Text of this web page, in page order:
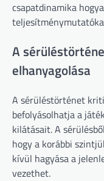
csapatdinamika
A
elhanyagolása
A sérüléstörténet
befolyásolhatja a
kilátásait. A
hogy a korábbi
kívül hagyása a
vezethet.